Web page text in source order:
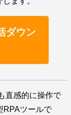
ダウン
直感的に操作で
RPAツールで